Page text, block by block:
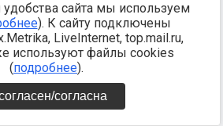
сайта мы используем
). К сайту подключены
LiveInternet, top.mail.ru,
используют файлы cookies
(подробнее).
согласна